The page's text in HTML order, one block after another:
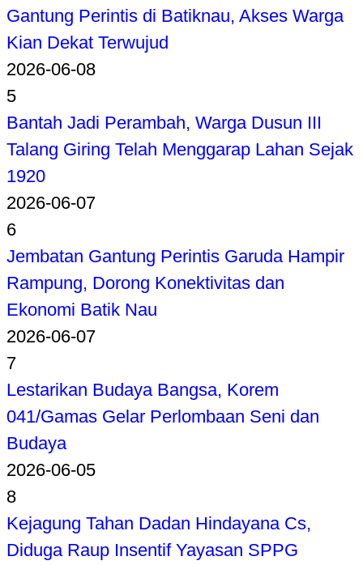
Gantung Perintis di Batiknau, Akses Warga
Kian Dekat Terwujud
2026-06-08
5
Bantah Jadi Perambah, Warga Dusun III
Talang Giring Telah Menggarap Lahan Sejak
1920
2026-06-07
6
Jembatan Gantung Perintis Garuda Hampir
Rampung, Dorong Konektivitas dan
Ekonomi Batik Nau
2026-06-07
7
Lestarikan Budaya Bangsa, Korem
041/Gamas Gelar Perlombaan Seni dan
Budaya
2026-06-05
8
Kejagung Tahan Dadan Hindayana Cs,
Diduga Raup Insentif Yayasan SPPG